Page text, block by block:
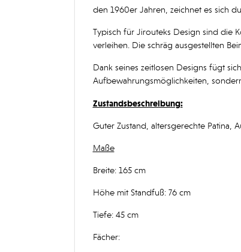
den 1960er Jahren, zeichnet es sich
Typisch für Jirouteks Design sind die
verleihen. Die schräg ausgestellten
Dank seines zeitlosen Designs fügt
Aufbewahrungsmöglichkeiten,
Zustandsbeschreibung:
Guter Zustand, altersgerechte Patina,
Maße
Breite: 165 cm
Höhe mit Standfuß: 76 cm
Tiefe: 45 cm
Fächer: